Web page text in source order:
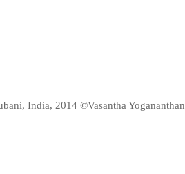
India, 2014 ©Vasantha Yogananthan